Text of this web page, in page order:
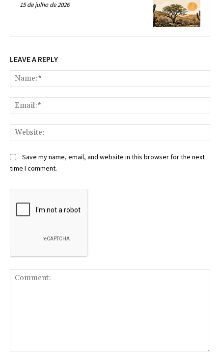
15 de julho de 2026
LEAVE A REPLY
Save my name, email, and website in this browser for the next
time I comment.